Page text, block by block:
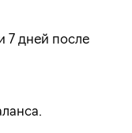
7 дней после